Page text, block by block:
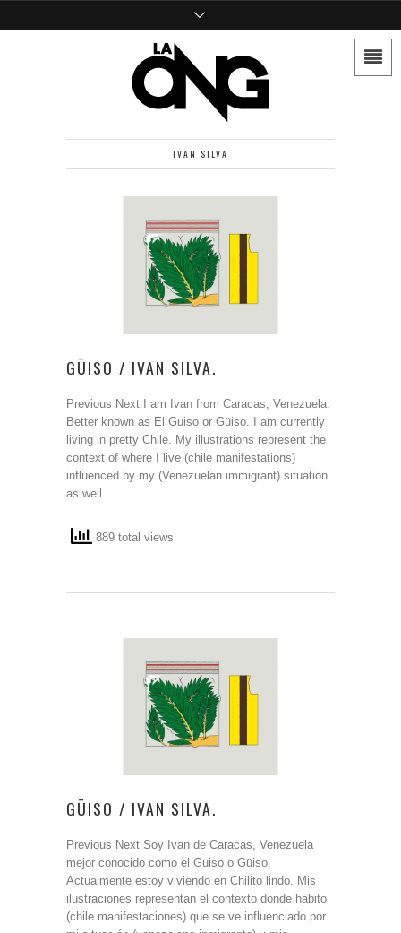
IVAN SILVA
GÜISO / IVAN SILVA.
Previous Next I am Ivan from Caracas, Venezuela.
Better known as El Guiso or Güiso. I am currently
living in pretty Chile. My illustrations represent the
context of where I live (chile manifestations)
influenced by my (Venezuelan immigrant) situation
as well …
889 total views
GÜISO / IVAN SILVA.
Previous Next Soy Ivan de Caracas, Venezuela
mejor conocido como el Guiso o Güiso.
Actualmente estoy viviendo en Chilito lindo. Mis
ilustraciones representan el contexto donde habito
(chile manifestaciones) que se ve influenciado por